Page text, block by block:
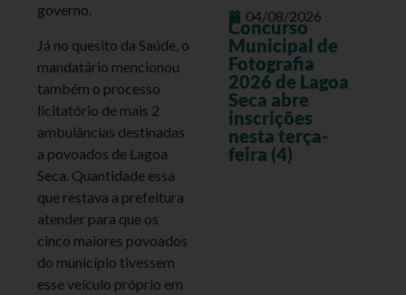
governo.
Já no quesito da Saúde, o
mandatário mencionou
também o processo
licitatório de mais 2
ambulâncias destinadas
a povoados de Lagoa
Seca. Quantidade essa
que restava a prefeitura
atender para que os
cinco maiores povoados
do município tivessem
esse veículo próprio em
04/08/2026
Concurso
Municipal de
Fotografia
2026 de Lagoa
Seca abre
inscrições
nesta terça-
feira (4)